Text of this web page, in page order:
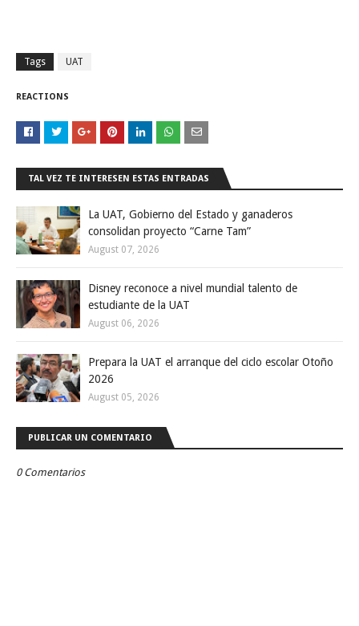
Tags UAT
REACTIONS
TAL VEZ TE INTERESEN ESTAS ENTRADAS
La UAT, Gobierno del Estado y ganaderos
consolidan proyecto “Carne Tam”
August 07, 2026
Disney reconoce a nivel mundial talento de
estudiante de la UAT
August 06, 2026
Prepara la UAT el arranque del ciclo escolar Otoño
2026
August 05, 2026
PUBLICAR UN COMENTARIO
0 Comentarios